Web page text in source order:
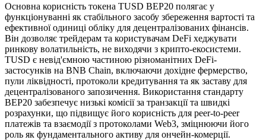
Основна корисність токена TUSD BEP20 полягає у
функціонуванні як стабільного засобу збереження вартості та
ефективної одиниці обліку для децентралізованих фінансів.
Він дозволяє трейдерам та користувачам DeFi хеджувати
ринкову волатильність, не виходячи з крипто-екосистеми.
TUSD є невід'ємною частиною різноманітних DeFi-
застосунків на BNB Chain, включаючи дохідне фермерство,
пули ліквідності, протоколи кредитування та як заставу для
децентралізованого запозичення. Використання стандарту
BEP20 забезпечує низькі комісії за транзакції та швидкі
розрахунки, що підвищує його корисність для peer-to-peer
платежів та взаємодії з протоколами Web3, зміцнюючи його
роль як фундаментального активу для ончейн-комерції.